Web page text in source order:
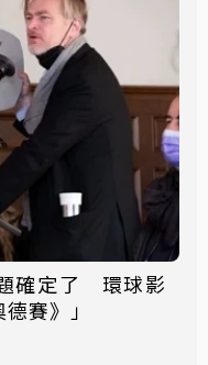
確定了 環球影
賽》」